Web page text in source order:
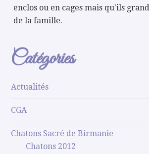
enclos ou en cages mais qu'ils
de la famille.
Catégories
Actualités
CGA
Chatons Sacré de Birmanie
Chatons 2012